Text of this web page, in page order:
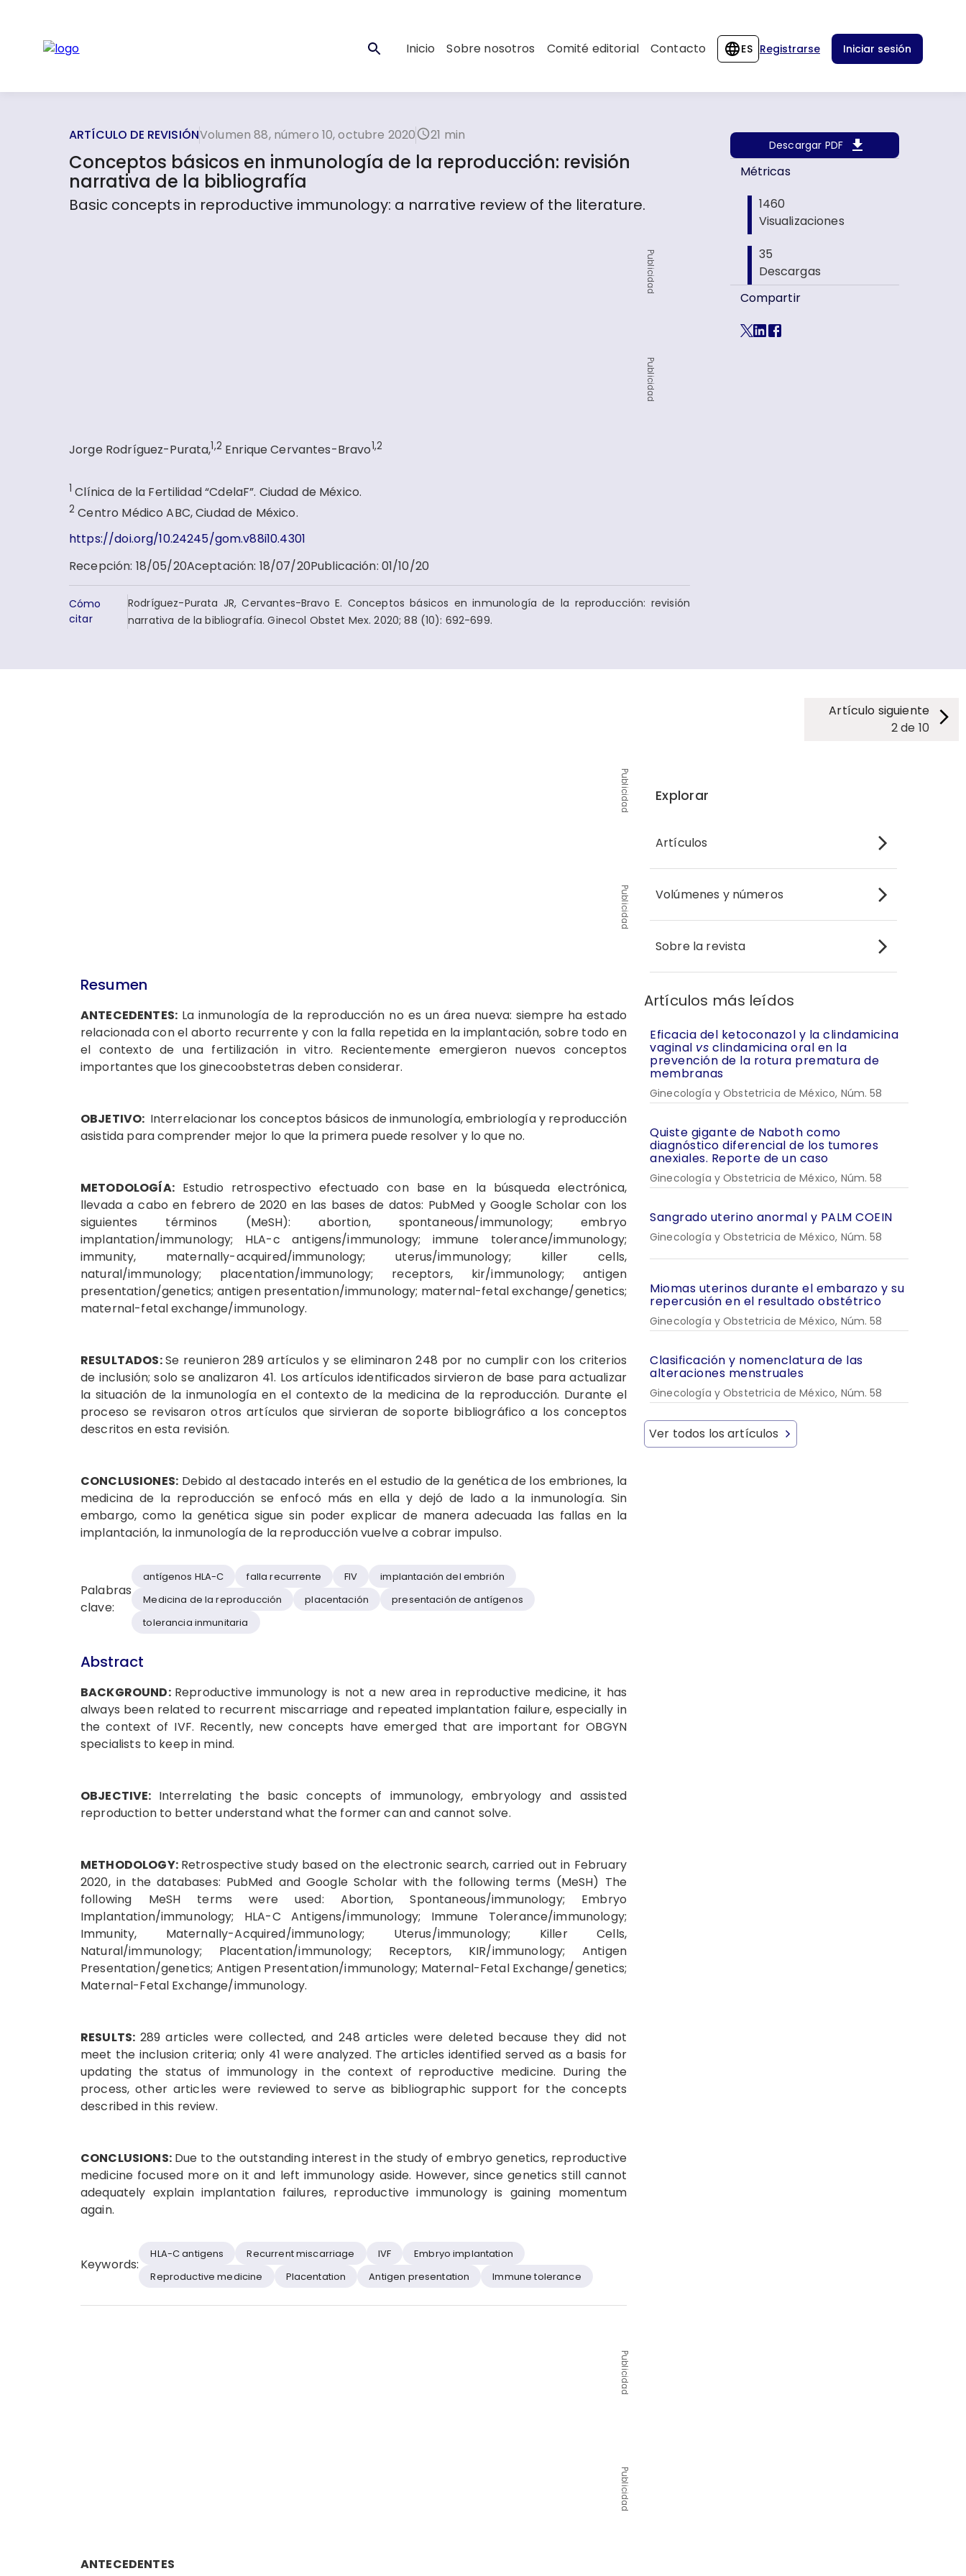
Inicio Sobre nosotros Comité editorial Contacto ES Registrarse Iniciar sesión
ARTÍCULO DE REVISIÓNVolumen 88, número 10, octubre 2020 21 min
Conceptos básicos en inmunología de la reproducción: revisión
narrativa de la bibliografía
Basic concepts in reproductive immunology: a narrative review of the literature.
Publicidad
Publicidad
Jorge Rodríguez-Purata,1,2 Enrique Cervantes-Bravo1,2
1Clínica de la Fertilidad “CdelaF”. Ciudad de México.
2Centro Médico ABC, Ciudad de México.
https://doi.org/10.24245/gom.v88i10.4301
Recepción: 18/05/20Aceptación: 18/07/20Publicación: 01/10/20
Cómo
citar
Rodríguez-Purata JR, Cervantes-Bravo E. Conceptos básicos en inmunología de la reproducción: revisión
narrativa de la bibliografía. Ginecol Obstet Mex. 2020; 88 (10): 692-699.
Descargar PDF
Métricas
1460
Visualizaciones
35
Descargas
Compartir
Artículo siguiente
2de 10
Publicidad
Publicidad
Resumen
ANTECEDENTES:La inmunología de la reproducción no es un área nueva: siempre ha estado
relacionada con el aborto recurrente y con la falla repetida en la implantación, sobre todo en
el contexto de una fertilización in vitro. Recientemente emergieron nuevos conceptos
importantes que los ginecoobstetras deben considerar.
OBJETIVO: Interrelacionar los conceptos básicos de inmunología, embriología y reproducción
asistida para comprender mejor lo que la primera puede resolver y lo que no.
METODOLOGÍA:Estudio retrospectivo efectuado con base en la búsqueda electrónica,
llevada a cabo en febrero de 2020 en las bases de datos: PubMed y Google Scholar con los
siguientes términos (MeSH): abortion, spontaneous/immunology; embryo
implantation/immunology; HLA-c antigens/immunology; immune tolerance/immunology;
immunity, maternally-acquired/immunology; uterus/immunology; killer cells,
natural/immunology; placentation/immunology; receptors, kir/immunology; antigen
presentation/genetics; antigen presentation/immunology; maternal-fetal exchange/genetics;
maternal-fetal exchange/immunology.
RESULTADOS:Se reunieron 289 artículos y se eliminaron 248 por no cumplir con los criterios
de inclusión; solo se analizaron 41. Los artículos identificados sirvieron de base para actualizar
la situación de la inmunología en el contexto de la medicina de la reproducción. Durante el
proceso se revisaron otros artículos que sirvieran de soporte bibliográfico a los conceptos
descritos en esta revisión.
CONCLUSIONES:Debido al destacado interés en el estudio de la genética de los embriones, la
medicina de la reproducción se enfocó más en ella y dejó de lado a la inmunología. Sin
embargo, como la genética sigue sin poder explicar de manera adecuada las fallas en la
implantación, la inmunología de la reproducción vuelve a cobrar impulso.
Palabras
clave:
antígenos HLA-C falla recurrente FIV
implantación del embrión
Medicina de la reproducción
placentación
presentación de antígenos
tolerancia inmunitaria
Abstract
BACKGROUND: Reproductive immunology is not a new area in reproductive medicine, it has
always been related to recurrent miscarriage and repeated implantation failure, especially in
the context of IVF. Recently, new concepts have emerged that are important for OBGYN
specialists to keep in mind.
OBJECTIVE: Interrelating the basic concepts of immunology, embryology and assisted
reproduction to better understand what the former can and cannot solve.
METHODOLOGY: Retrospective study based on the electronic search, carried out in February
2020, in the databases: PubMed and Google Scholar with the following terms (MeSH) The
following MeSH terms were used: Abortion, Spontaneous/immunology; Embryo
Implantation/immunology; HLA-C Antigens/immunology; Immune Tolerance/immunology;
Immunity, Maternally-Acquired/immunology; Uterus/immunology; Killer Cells,
Natural/immunology; Placentation/immunology; Receptors, KIR/immunology; Antigen
Presentation/genetics; Antigen Presentation/immunology; Maternal-Fetal Exchange/genetics;
Maternal-Fetal Exchange/immunology.
RESULTS: 289 articles were collected, and 248 articles were deleted because they did not
meet the inclusion criteria; only 41 were analyzed. The articles identified served as a basis for
updating the status of immunology in the context of reproductive medicine. During the
process, other articles were reviewed to serve as bibliographic support for the concepts
described in this review.
CONCLUSIONS: Due to the outstanding interest in the study of embryo genetics, reproductive
medicine focused more on it and left immunology aside. However, since genetics still cannot
adequately explain implantation failures, reproductive immunology is gaining momentum
again.
Keywords:
HLA-C antigens Recurrent miscarriage IVF
Embryo implantation
Reproductive medicine
Placentation Antigen presentation Immune tolerance
Publicidad
Publicidad
ANTECEDENTES
Explorar
Artículos
Volúmenes y números
Sobre la revista
Artículos más leídos
Eficacia del ketoconazol y la clindamicina
vaginal vs clindamicina oral en la
prevención de la rotura prematura de
membranas
Ginecología y Obstetricia de México, Núm. 58
Quiste gigante de Naboth como
diagnóstico diferencial de los tumores
anexiales. Reporte de un caso
Ginecología y Obstetricia de México, Núm. 58
Sangrado uterino anormal y PALM COEIN
Ginecología y Obstetricia de México, Núm. 58
Miomas uterinos durante el embarazo y su
repercusión en el resultado obstétrico
Ginecología y Obstetricia de México, Núm. 58
Clasificación y nomenclatura de las
alteraciones menstruales
Ginecología y Obstetricia de México, Núm. 58
Ver todos los artículos